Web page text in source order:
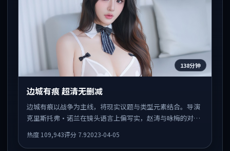
138分钟
边城有痕 超清无删减
边城有痕以战争为主线，将现实议题与类型元素结合。导演
克里斯托弗·诺兰在镜头语言上偏写实，赵涛与咏梅的对手
热度 109,943评分 7.92023-04-05